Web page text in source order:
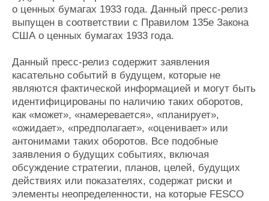
о ценных бумагах 1933 года. Данный пресс-релиз
выпущен в соответствии с Правилом 135e Закона
США о ценных бумагах 1933 года.
Данный пресс-релиз содержит заявления
касательно событий в будущем, которые не
являются фактической информацией и могут быть
идентифицированы по наличию таких оборотов,
как «может», «намеревается», «планирует»,
«ожидает», «предполагает», «оценивает» или
антонимами таких оборотов. Все подобные
заявления о будущих событиях, включая
обсуждение стратегии, планов, целей, будущих
действиях или показателях, содержат риски и
элементы неопределенности, на которые FESCO